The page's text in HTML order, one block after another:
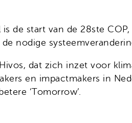
de start van de 28ste
nodige
dat zich inzet voor
en impactmakers in
‘Tomorrow’.